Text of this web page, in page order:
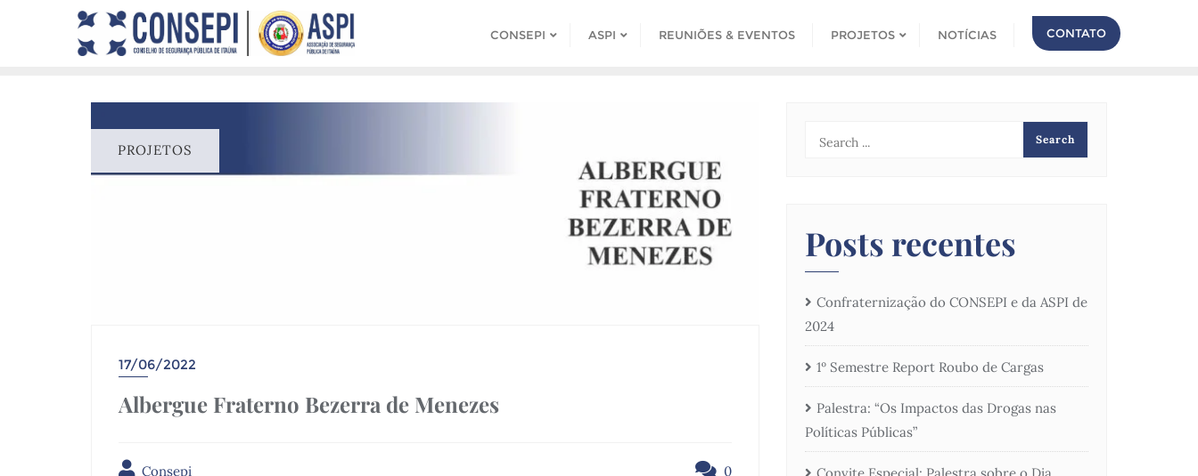
CONSEPI ASPI REUNIÕES & EVENTOS PROJETOS NOTÍCIAS CONTATO
PROJETOS
17/06/2022
Albergue Fraterno Bezerra de Menezes
Consepi 0
Posts recentes
Confraternização do CONSEPI e da ASPI de
2024
1º Semestre Report Roubo de Cargas
Palestra: “Os Impactos das Drogas nas
Políticas Públicas”